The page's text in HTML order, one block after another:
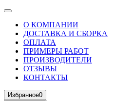
О КОМПАНИИ
ДОСТАВКА И СБОРКА
ОПЛАТА
ПРИМЕРЫ РАБОТ
ПРОИЗВОДИТЕЛИ
ОТЗЫВЫ
КОНТАКТЫ
Избранное0